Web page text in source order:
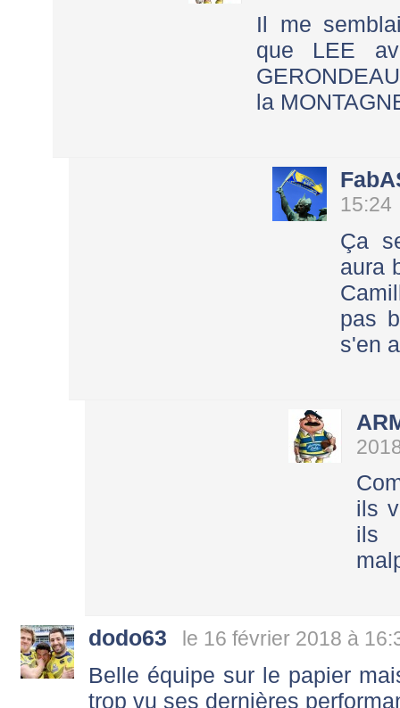
Il me
que LEE
la
15:24
Ça
aura
pas
s'en
ils
ils
dodo63 le 16 février 2018 à
Belle équipe sur le papier
trop vu ses dernières